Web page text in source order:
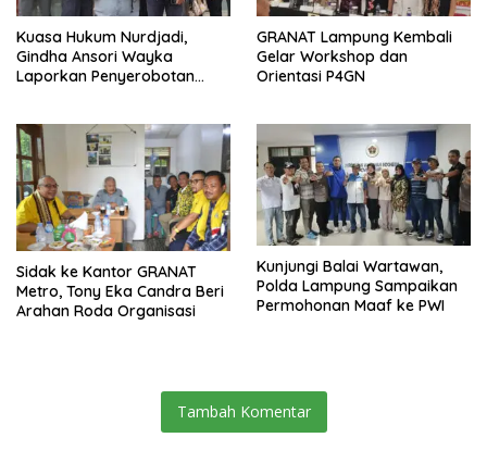
Kuasa Hukum Nurdjadi,
Gindha Ansori Wayka
Laporkan Penyerobotan
GRANAT Lampung Kembali
Gelar Workshop dan
Orientasi P4GN
‎Sidak ke Kantor GRANAT
Metro, Tony Eka Candra Beri
Arahan Roda Organisasi
Kunjungi Balai Wartawan,
Polda Lampung Sampaikan
Permohonan Maaf ke PWI
Tambah Komentar